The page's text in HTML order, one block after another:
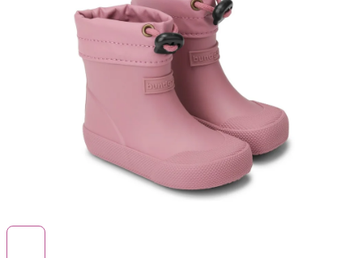
z
5
hviezdičiek.